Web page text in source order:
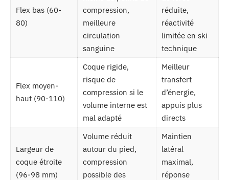
Flex bas (60-
80)
compression,
meilleure
circulation
sanguine
réduite,
réactivité
limitée en ski
technique
Flex moyen-
haut (90-110)
Coque rigide,
risque de
compression si le
volume interne est
mal adapté
Meilleur
transfert
d’énergie,
appuis plus
directs
Largeur de
coque étroite
(96-98 mm)
Volume réduit
autour du pied,
compression
possible des
Maintien
latéral
maximal,
réponse